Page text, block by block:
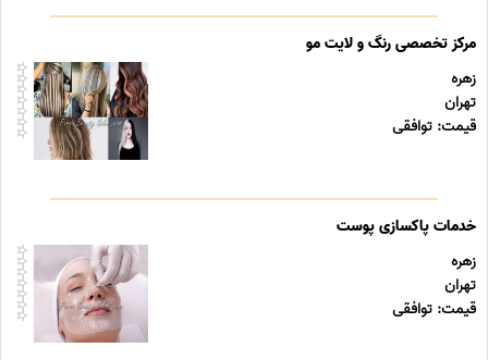
مرکز تخصصی رنگ و لایت مو
زهره
تهران
قیمت: توافقی
خدمات پاکسازی پوست
زهره
تهران
قیمت: توافقی